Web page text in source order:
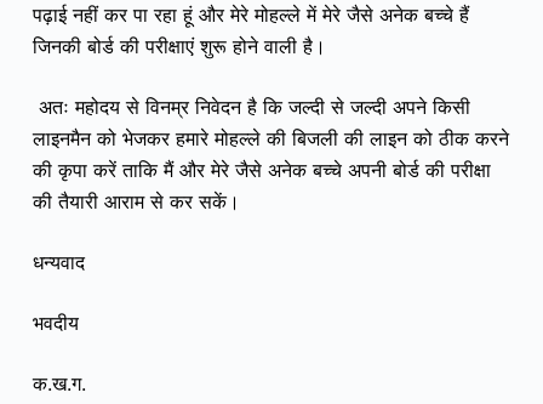
पढ़ाई नहीं कर पा रहा हूं और मेरे मोहल्ले में मेरे जैसे अनेक बच्चे हैं
जिनकी बोर्ड की परीक्षाएं शुरू होने वाली है।
अतः महोदय से विनम्र निवेदन है कि जल्दी से जल्दी अपने किसी
लाइनमैन को भेजकर हमारे मोहल्ले की बिजली की लाइन को ठीक करने
की कृपा करें ताकि मैं और मेरे जैसे अनेक बच्चे अपनी बोर्ड की परीक्षा
की तैयारी आराम से कर सकें।
धन्यवाद
भवदीय
क.ख.ग.